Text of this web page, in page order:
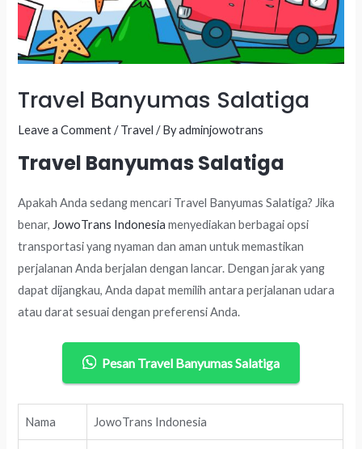
Travel Banyumas Salatiga
Leave a Comment /Travel / Byadminjowotrans
Travel Banyumas Salatiga
Apakah Anda sedang mencari Travel Banyumas Salatiga? Jika
benar, JowoTrans Indonesia menyediakan berbagai opsi
transportasi yang nyaman dan aman untuk memastikan
perjalanan Anda berjalan dengan lancar. Dengan jarak yang
dapat dijangkau, Anda dapat memilih antara perjalanan udara
atau darat sesuai dengan preferensi Anda.
Pesan Travel Banyumas Salatiga
Nama JowoTrans Indonesia